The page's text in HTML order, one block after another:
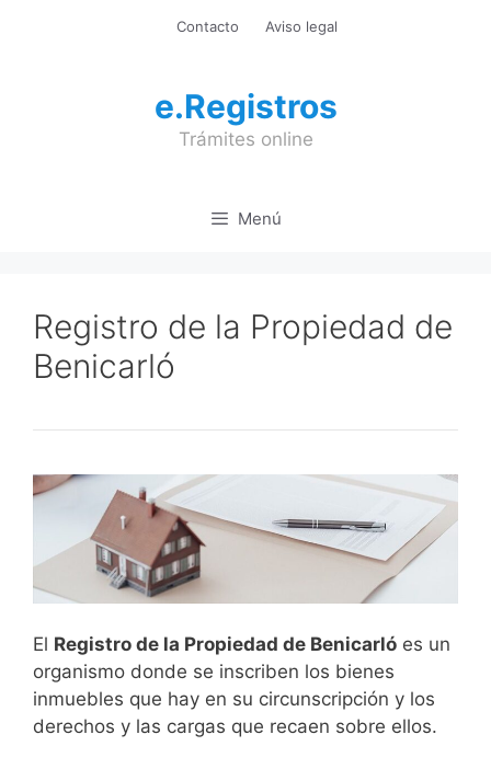
Contacto Aviso legal
e.Registros
Trámites online
Menú
Registro de la Propiedad de
Benicarló
El Registro de la Propiedad de Benicarló es un
organismo donde se inscriben los bienes
inmuebles que hay en su circunscripción y los
derechos y las cargas que recaen sobre ellos.